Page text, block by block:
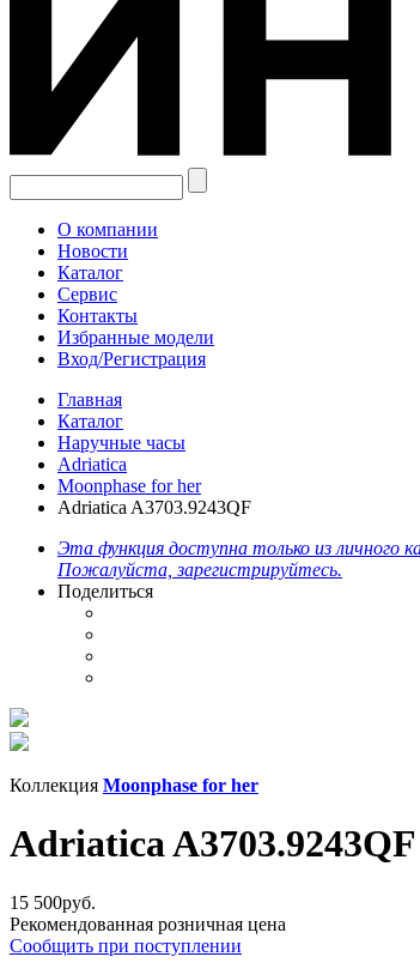
О компании
Новости
Каталог
Сервис
Контакты
Избранные модели
Вход/Регистрация
Главная
Каталог
Наручные часы
Adriatica
Moonphase for her
Adriatica A3703.9243QF
Эта функция доступна только из личного
Пожалуйста, зарегистрируйтесь.
Поделиться
Коллекция Moonphase for her
Adriatica A3703.9243QF
15 500руб.
Рекомендованная розничная цена
Сообщить при поступлении